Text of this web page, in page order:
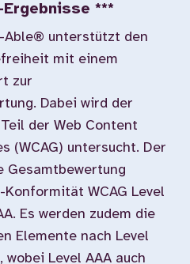
***
Able® unterstützt den
mit einem
zur
Dabei wird der
der Web Content
(WCAG) untersucht. Der
Gesamtbewertung
WCAG Level
Es werden zudem die
Elemente nach Level
wobei Level AAA auch